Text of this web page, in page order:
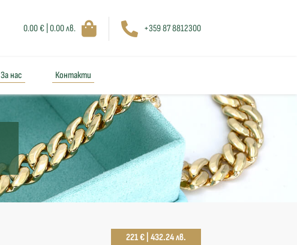
0.00 € | 0.00 лв. +359 87 8812300
За нас Контакти
221 € | 432.24 лв.